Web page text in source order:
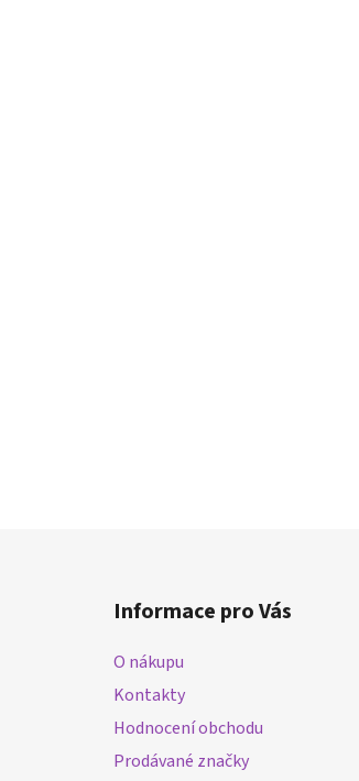
Informace pro Vás
O nákupu
Kontakty
Hodnocení obchodu
Prodávané značky